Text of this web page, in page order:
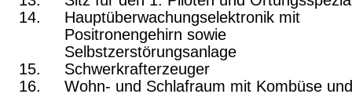
Hauptüberwachungselektronik mit
Positronengehirn so­wie
Selbstzerstörungsanlage
Schwerkrafterzeuger
Wohn- und Schlafraum mit Kombüse und